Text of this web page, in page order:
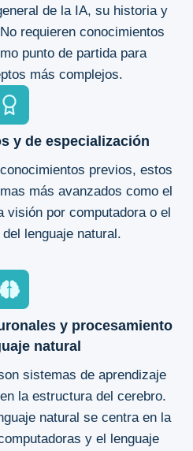
de la IA, su historia y
requieren conocimientos
punto de partida para
más complejos.
y de especialización
previos, estos
más avanzados como el
visión por computadora o el
lenguaje natural.
y procesamiento
natural
sistemas de aprendizaje
la estructura del cerebro.
natural se centra en la
y el lenguaje